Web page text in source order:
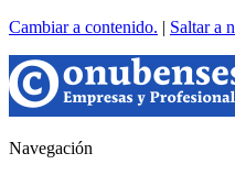
Cambiar a contenido. | Saltar a
Navegación